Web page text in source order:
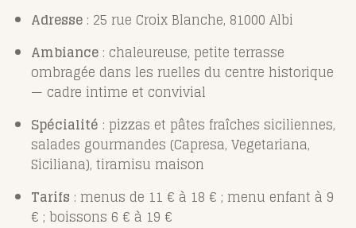
Adresse : 25 rue Croix Blanche, 81000 Albi
Ambiance : chaleureuse, petite terrasse
ombragée dans les ruelles du centre historique
— cadre intime et convivial
Spécialité : pizzas et pâtes fraîches siciliennes,
salades gourmandes (Capresa, Vegetariana,
Siciliana), tiramisu maison
Tarifs : menus de 11 € à 18 € ; menu enfant à 9
€ ; boissons 6 € à 19 €